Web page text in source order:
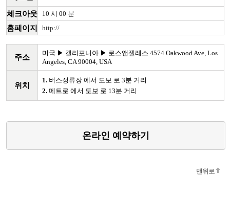
체크아웃 10 시 00 분
홈페이지 http://
주소
미국 ▶ 캘리포니아 ▶ 로스앤젤레스 4574 Oakwood Ave, Los
Angeles, CA 90004, USA
위치
1. 버스정류장에서 도보 로 3분 거리
2. 메트로 에서 도보 로 13분 거리
온라인 예약하기
맨위로